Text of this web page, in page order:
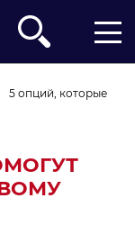
5 опций, которые